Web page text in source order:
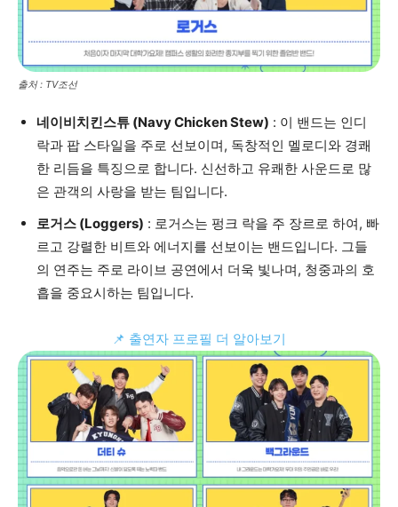
출처 : TV조선
네이비치킨스튜 (Navy Chicken Stew) : 이 밴드는 인디
락과 팝 스타일을 주로 선보이며, 독창적인 멜로디와 경쾌
한 리듬을 특징으로 합니다. 신선하고 유쾌한 사운드로 많
은 관객의 사랑을 받는 팀입니다.
로거스 (Loggers) : 로거스는 펑크 락을 주 장르로 하여, 빠
르고 강렬한 비트와 에너지를 선보이는 밴드입니다. 그들
의 연주는 주로 라이브 공연에서 더욱 빛나며, 청중과의 호
흡을 중요시하는 팀입니다.
📌 출연자 프로필 더 알아보기